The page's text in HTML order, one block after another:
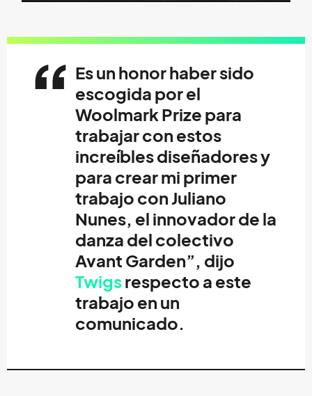
Es un honor haber sido
escogida por el
Woolmark Prize para
trabajar con estos
increíbles diseñadores y
para crear mi primer
trabajo con Juliano
Nunes, el innovador de la
danza del colectivo
Avant Garden”, dijo
Twigsrespecto a este
trabajo en un
comunicado.